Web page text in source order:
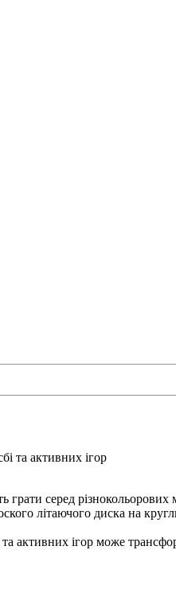
та активних ігор
серед різнокольорових
літаючого диска на
ігор може